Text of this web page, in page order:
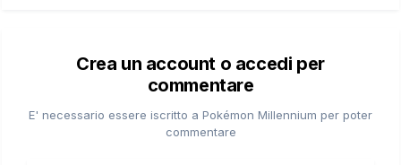
Crea un account o accedi per
commentare
E' necessario essere iscritto a Pokémon Millennium per poter
commentare